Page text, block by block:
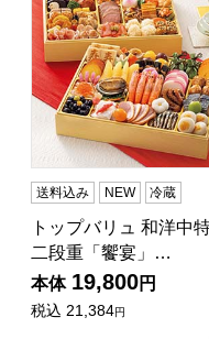
送料込み NEW 冷蔵
トップバリュ 和洋中
二段重「饗宴」…
本体 19,800円
税込 21,384円